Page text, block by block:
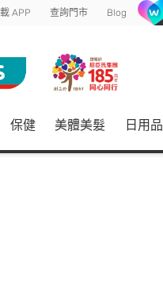
APP 查詢門市 Blog
保健 美體美髮 日用品